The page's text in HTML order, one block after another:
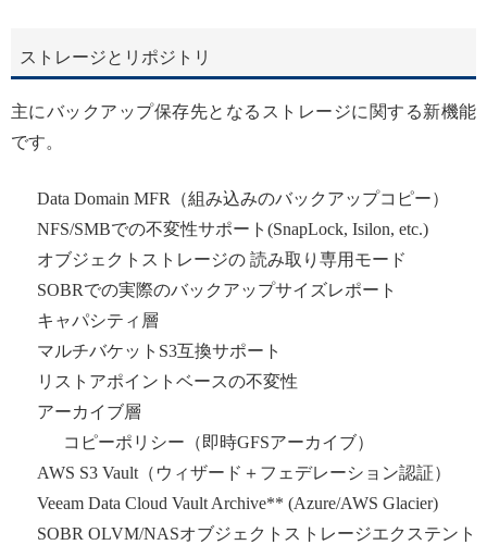
ストレージとリポジトリ
主にバックアップ保存先となるストレージに関する新機能
です。
Data Domain MFR（組み込みのバックアップコピー）
NFS/SMBでの不変性サポート(SnapLock, Isilon, etc.)
オブジェクトストレージの 読み取り専用モード
SOBRでの実際のバックアップサイズレポート
キャパシティ層
マルチバケットS3互換サポート
リストアポイントベースの不変性
アーカイブ層
コピーポリシー（即時GFSアーカイブ）
AWS S3 Vault（ウィザード＋フェデレーション認証）
Veeam Data Cloud Vault Archive** (Azure/AWS Glacier)
SOBR OLVM/NASオブジェクトストレージエクステント